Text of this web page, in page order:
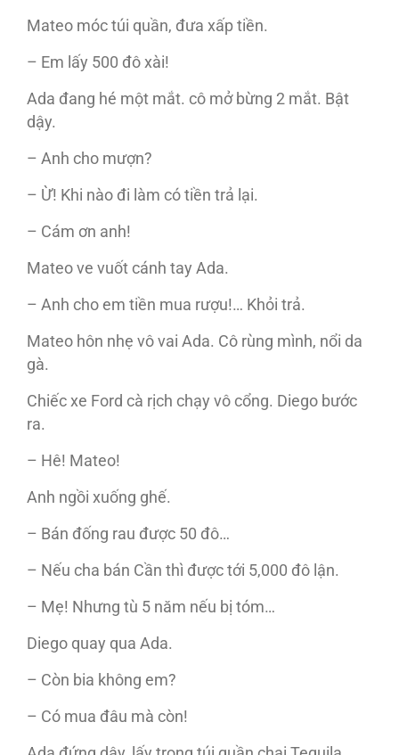
Mateo móc túi quần, đưa xấp tiền.
– Em lấy 500 đô xài!
Ada đang hé một mắt. cô mở bừng 2 mắt. Bật
dậy.
– Anh cho mượn?
– Ừ! Khi nào đi làm có tiền trả lại.
– Cám ơn anh!
Mateo ve vuốt cánh tay Ada.
– Anh cho em tiền mua rượu!… Khỏi trả.
Mateo hôn nhẹ vô vai Ada. Cô rùng mình, nổi da
gà.
Chiếc xe Ford cà rịch chạy vô cổng. Diego bước
ra.
– Hê! Mateo!
Anh ngồi xuống ghế.
– Bán đống rau được 50 đô…
– Nếu cha bán Cần thì được tới 5,000 đô lận.
– Mẹ! Nhưng tù 5 năm nếu bị tóm…
Diego quay qua Ada.
– Còn bia không em?
– Có mua đâu mà còn!